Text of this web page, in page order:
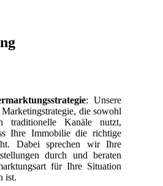
: Unsere
Marketingstrategie, die sowohl
traditionelle Kanäle nutzt,
Ihre Immobilie die richtige
Dabei sprechen wir Ihre
durch und beraten
für Ihre Situation
ist.